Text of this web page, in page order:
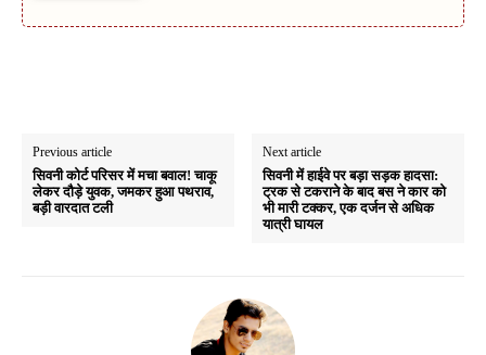
Previous article
सिवनी कोर्ट परिसर में मचा बवाल! चाकू
लेकर दौड़े युवक, जमकर हुआ पथराव,
बड़ी वारदात टली
Next article
सिवनी में हाईवे पर बड़ा सड़क हादसा:
ट्रक से टकराने के बाद बस ने कार को
भी मारी टक्कर, एक दर्जन से अधिक
यात्री घायल